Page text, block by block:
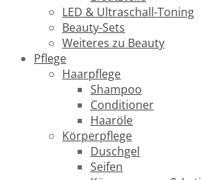
LED & Ultraschall-Toning
Beauty-Sets
Weiteres zu Beauty
Pflege
Haarpflege
Shampoo
Conditioner
Haaröle
Körperpflege
Duschgel
Seifen